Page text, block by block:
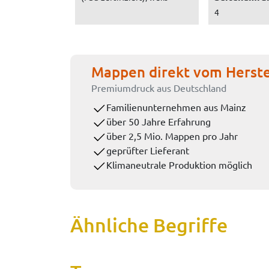
4
Mappen direkt vom
Premiumdruck aus Deutschland
Familienunternehmen aus Mainz
über 50 Jahre Erfahrung
über 2,5 Mio. Mappen pro Jahr
geprüfter Lieferant
Klimaneutrale Produktion möglich
Ähnliche Begriffe